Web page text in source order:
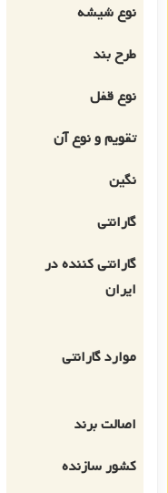
نوع شیشه
طرح بند
نوع قفل
تقویم و نوع آن
نگین
گارانتی
گارانتی کننده در
ایران
موارد گارانتی
اصالت برند
کشور سازنده